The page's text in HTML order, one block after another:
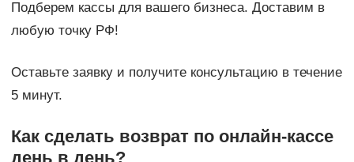
Подберем кассы для вашего бизнеса. Доставим в
любую точку РФ!
Оставьте заявку и получите консультацию в течение
5 минут.
Как сделать возврат по онлайн-кассе
день в день?